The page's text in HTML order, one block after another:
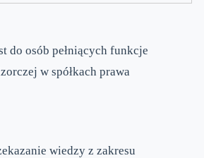
do osób pełniących funkcje
w spółkach prawa
wiedzy z zakresu